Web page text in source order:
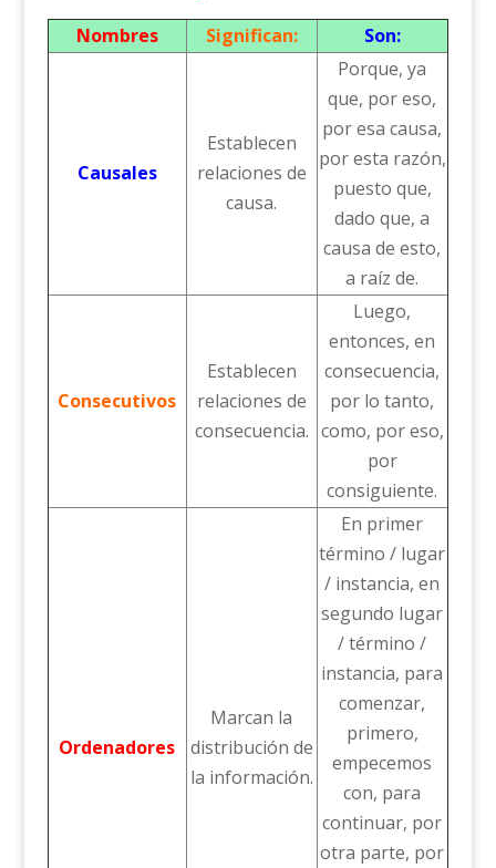
Nombres Significan: Son:
Causales
Establecen
relaciones de
causa.
Porque, ya
que, por eso,
por esa causa,
por esta razón,
puesto que,
dado que, a
causa de esto,
a raíz de.
Consecutivos
Establecen
relaciones de
consecuencia.
Luego,
entonces, en
consecuencia,
por lo tanto,
como, por eso,
por
consiguiente.
Ordenadores
Marcan la
distribución de
la información.
En primer
término / lugar
/ instancia, en
segundo lugar
/ término /
instancia, para
comenzar,
primero,
empecemos
con, para
continuar, por
otra parte, por